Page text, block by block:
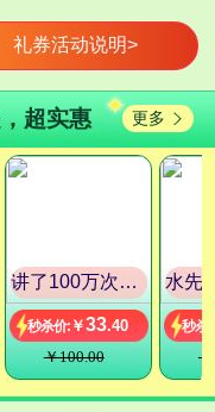
礼券活动说明>
超实惠 更多 
讲了100万次的山海经 孩子读得懂的山海经绘本 上古奇书 新漫画式解读 生僻字注音 大8开精装绘本
￥33.40
￥100.00